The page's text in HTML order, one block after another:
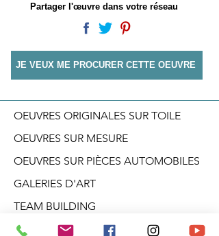
Partager l'œuvre dans votre réseau
JE VEUX ME PROCURER CETTE OEUVRE
OEUVRES ORIGINALES SUR TOILE
OEUVRES SUR MESURE
OEUVRES SUR PIÈCES AUTOMOBILES
GALERIES D'ART
TEAM BUILDING
CONFÉRENCES